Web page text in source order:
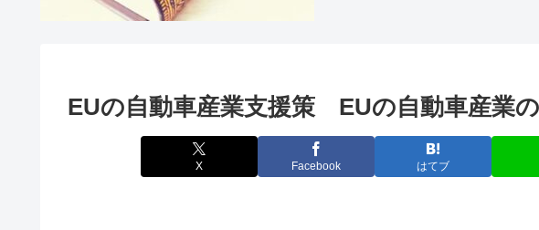
EUの自動車産業支援策 EUの自動車産業
X Facebook はてブ